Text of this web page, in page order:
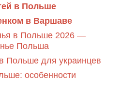
в Польше
в Варшаве
в Польше 2026 —
Польша
Польше для украинцев
особенности